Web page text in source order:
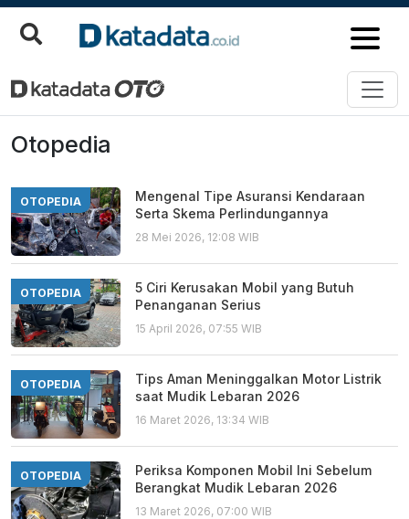
Berita Otomotif Otopedia
Otopedia
OTOPEDIA
Mengenal Tipe Asuransi Kendaraan
Serta Skema Perlindungannya
28 Mei 2026, 12:08 WIB
OTOPEDIA
5 Ciri Kerusakan Mobil yang Butuh
Penanganan Serius
15 April 2026, 07:55 WIB
OTOPEDIA
Tips Aman Meninggalkan Motor Listrik
saat Mudik Lebaran 2026
16 Maret 2026, 13:34 WIB
OTOPEDIA
Periksa Komponen Mobil Ini Sebelum
Berangkat Mudik Lebaran 2026
13 Maret 2026, 07:00 WIB